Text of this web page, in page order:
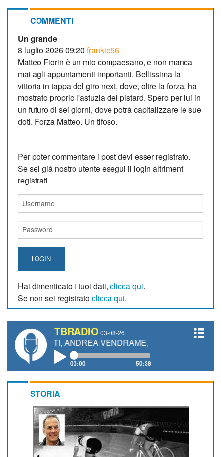
COMMENTI
Un grande
8 luglio 2026 09:20 frankie56
Matteo Fiorin è un mio compaesano, e non manca
mai agli appuntamenti importanti. Bellissima la
vittoria in tappa del giro next, dove, oltre la forza, ha
mostrato proprio l'astuzia del pistard. Spero per lui in
un futuro di sei giorni, dove potrà capitalizzare le sue
doti. Forza Matteo. Un tifoso.
Per poter commentare i post devi esser registrato.
Se sei giá nostro utente esegui il login altrimenti
registrati.
LOGIN
Hai dimenticato i tuoi dati, clicca qui.
Se non sei registratoclicca qui.
TBRADIO 03-08-26
ANDREA VENDRAME, FILIPPO FIORELLI
00:00 50:38
STORIA